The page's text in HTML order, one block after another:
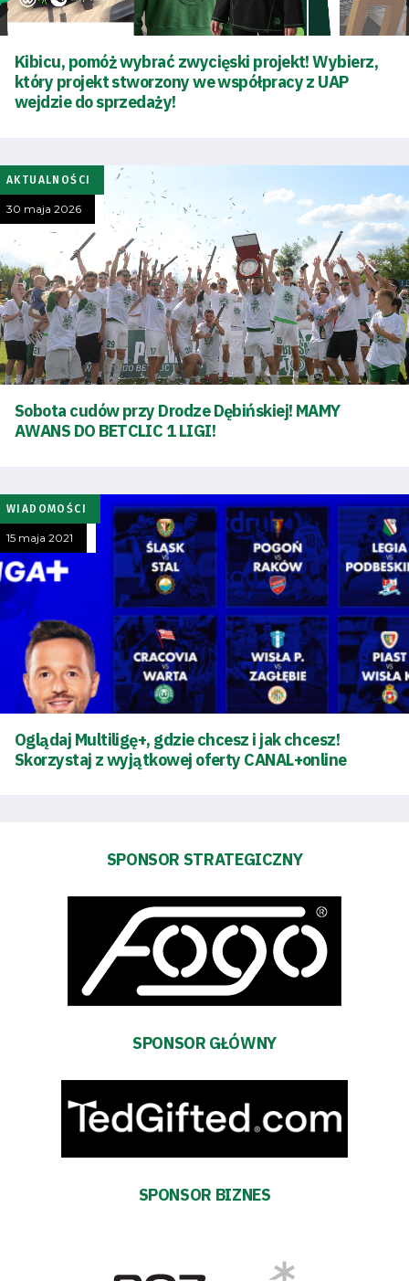
Pierwszy
zespół
Futbol
Akademia
Aktualności
Warta
TV
Fundacja
Sklep
Sponsorzy
Trybuny
Polityka
prywatności
Regulaminy
#WARTOpobrać
pośredników
transakcyjnych
Kibicu, pomóż wybrać zwycięski projekt! Wybierz,
który projekt stworzony we współpracy z UAP
wejdzie do sprzedaży!
AKTUALNOŚCI
30 maja 2026
Sobota cudów przy Drodze Dębińskiej! MAMY
AWANS DO BETCLIC 1 LIGI!
WIADOMOŚCI
15 maja 2021
Oglądaj Multiligę+, gdzie chcesz i jak chcesz!
Skorzystaj z wyjątkowej oferty CANAL+online
SPONSOR STRATEGICZNY
SPONSOR GŁÓWNY
SPONSOR BIZNES